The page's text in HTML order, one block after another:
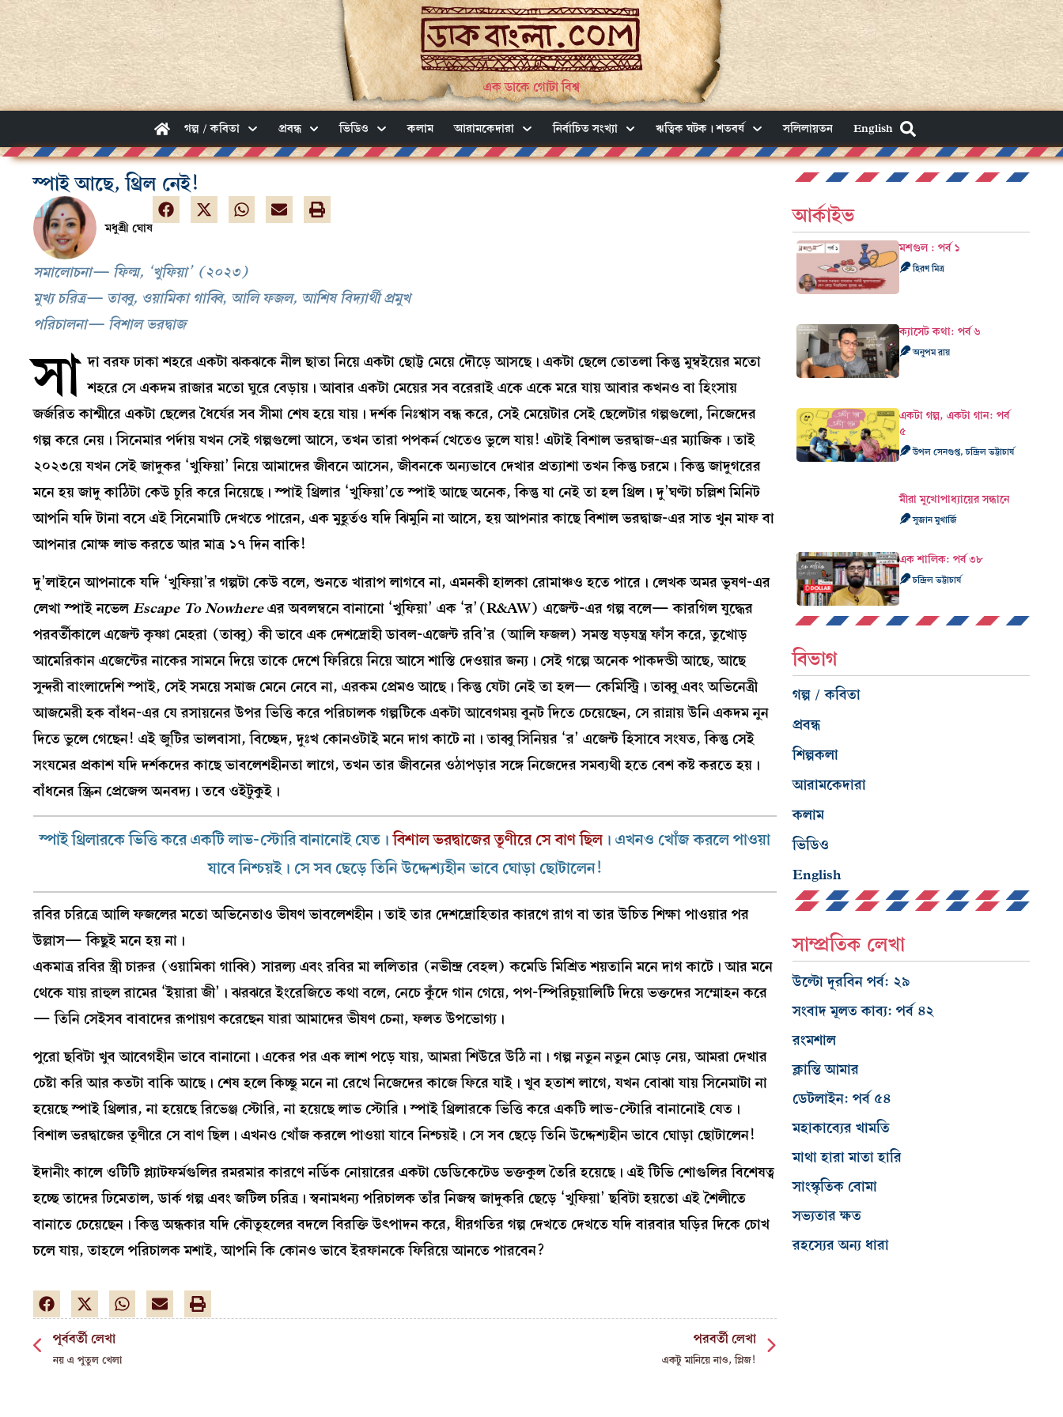
এক ডাকে গোটা বিশ্ব
গল্প / কবিতা প্রবন্ধ ভিডিও কলাম আরামকেদারা নির্বাচিত সংখ্যা ঋত্বিক ঘটক। শতবর্ষ সলিলায়তন English
স্পাই আছে, থ্রিল নেই!
মধুশ্রী ঘোষ
সমালোচনা— ফিল্ম, ‘খুফিয়া’ (২০২৩)
মুখ্য চরিত্র— তাব্বু, ওয়ামিকা গাব্বি, আলি ফজল, আশিষ বিদ্যার্থী প্রমুখ
পরিচালনা— বিশাল ভরদ্বাজ
সা দা বরফ ঢাকা শহরে একটা ঝকঝকে নীল ছাতা নিয়ে একটা ছোট্ট মেয়ে দৌড়ে আসছে। একটা ছেলে তোতলা কিন্তু মুম্বইয়ের মতো
শহরে সে একদম রাজার মতো ঘুরে বেড়ায়। আবার একটা মেয়ের সব বরেরাই একে একে মরে যায় আবার কখনও বা হিংসায়
জর্জরিত কাশ্মীরে একটা ছেলের ধৈর্যের সব সীমা শেষ হয়ে যায়। দর্শক নিঃশ্বাস বন্ধ করে, সেই মেয়েটার সেই ছেলেটার গল্পগুলো, নিজেদের
গল্প করে নেয়। সিনেমার পর্দায় যখন সেই গল্পগুলো আসে, তখন তারা পপকর্ন খেতেও ভুলে যায়! এটাই বিশাল ভরদ্বাজ-এর ম্যাজিক। তাই
২০২৩য়ে যখন সেই জাদুকর ‘খুফিয়া’ নিয়ে আমাদের জীবনে আসেন, জীবনকে অন্যভাবে দেখার প্রত্যাশা তখন কিন্তু চরমে। কিন্তু জাদুগরের
মনে হয় জাদু কাঠিটা কেউ চুরি করে নিয়েছে। স্পাই থ্রিলার ‘খুফিয়া’তে স্পাই আছে অনেক, কিন্তু যা নেই তা হল থ্রিল। দু’ঘণ্টা চল্লিশ মিনিট
আপনি যদি টানা বসে এই সিনেমাটি দেখতে পারেন, এক মুহূর্তও যদি ঝিমুনি না আসে, হয় আপনার কাছে বিশাল ভরদ্বাজ-এর সাত খুন মাফ বা
আপনার মোক্ষ লাভ করতে আর মাত্র ১৭ দিন বাকি!
দু’লাইনে আপনাকে যদি ‘খুফিয়া’র গল্পটা কেউ বলে, শুনতে খারাপ লাগবে না, এমনকী হালকা রোমাঞ্চও হতে পারে। লেখক অমর ভূষণ-এর
লেখা স্পাই নভেলEscape To Nowhereএর অবলম্বনে বানানো ‘খুফিয়া’ এক ‘র’(R&AW) এজেন্ট-এর গল্প বলে— কারগিল যুদ্ধের
পরবর্তীকালে এজেন্ট কৃষ্ণা মেহরা (তাব্বু) কী ভাবে এক দেশদ্রোহী ডাবল-এজেন্ট রবি’র (আলি ফজল) সমস্ত ষড়যন্ত্র ফাঁস করে, তুখোড়
আমেরিকান এজেন্টের নাকের সামনে দিয়ে তাকে দেশে ফিরিয়ে নিয়ে আসে শাস্তি দেওয়ার জন্য। সেই গল্পে অনেক পাকদন্ডী আছে, আছে
সুন্দরী বাংলাদেশি স্পাই, সেই সময়ে সমাজ মেনে নেবে না, এরকম প্রেমও আছে। কিন্তু যেটা নেই তা হল— কেমিস্ট্রি। তাব্বু এবং অভিনেত্রী
আজমেরী হক বাঁধন-এর যে রসায়নের উপর ভিত্তি করে পরিচালক গল্পটিকে একটা আবেগময় বুনট দিতে চেয়েছেন, সে রান্নায় উনি একদম নুন
দিতে ভুলে গেছেন! এই জুটির ভালবাসা, বিচ্ছেদ, দুঃখ কোনওটাই মনে দাগ কাটে না। তাব্বু সিনিয়র ‘র’ এজেন্ট হিসাবে সংযত, কিন্তু সেই
সংযমের প্রকাশ যদি দর্শকদের কাছে ভাবলেশহীনতা লাগে, তখন তার জীবনের ওঠাপড়ার সঙ্গে নিজেদের সমব্যথী হতে বেশ কষ্ট করতে হয়।
বাঁধনের স্ক্রিন প্রেজেন্স অনবদ্য। তবে ওইটুকুই।
স্পাই থ্রিলারকে ভিত্তি করে একটি লাভ-স্টোরি বানানোই যেত।বিশাল ভরদ্বাজের তূণীরে সে বাণ ছিল। এখনও খোঁজ করলে পাওয়া
যাবে নিশ্চয়ই। সে সব ছেড়ে তিনি উদ্দেশ্যহীন ভাবে ঘোড়া ছোটালেন!
রবির চরিত্রে আলি ফজলের মতো অভিনেতাও ভীষণ ভাবলেশহীন। তাই তার দেশদ্রোহিতার কারণে রাগ বা তার উচিত শিক্ষা পাওয়ার পর
উল্লাস— কিছুই মনে হয় না।
একমাত্র রবির স্ত্রী চারুর (ওয়ামিকা গাব্বি) সারল্য এবং রবির মা ললিতার (নভীন্দ্র বেহল) কমেডি মিশ্রিত শয়তানি মনে দাগ কাটে। আর মনে
থেকে যায় রাহুল রামের ‘ইয়ারা জী’। ঝরঝরে ইংরেজিতে কথা বলে, নেচে কুঁদে গান গেয়ে, পপ-স্পিরিচুয়ালিটি দিয়ে ভক্তদের সম্মোহন করে
— তিনি সেইসব বাবাদের রূপায়ণ করেছেন যারা আমাদের ভীষণ চেনা, ফলত উপভোগ্য।
পুরো ছবিটা খুব আবেগহীন ভাবে বানানো। একের পর এক লাশ পড়ে যায়, আমরা শিউরে উঠি না। গল্প নতুন নতুন মোড় নেয়, আমরা দেখার
চেষ্টা করি আর কতটা বাকি আছে। শেষ হলে কিচ্ছু মনে না রেখে নিজেদের কাজে ফিরে যাই। খুব হতাশ লাগে, যখন বোঝা যায় সিনেমাটা না
হয়েছে স্পাই থ্রিলার, না হয়েছে রিভেঞ্জ স্টোরি, না হয়েছে লাভ স্টোরি। স্পাই থ্রিলারকে ভিত্তি করে একটি লাভ-স্টোরি বানানোই যেত।
বিশাল ভরদ্বাজের তূণীরে সে বাণ ছিল। এখনও খোঁজ করলে পাওয়া যাবে নিশ্চয়ই। সে সব ছেড়ে তিনি উদ্দেশ্যহীন ভাবে ঘোড়া ছোটালেন!
ইদানীং কালে ওটিটি প্ল্যাটফর্মগুলির রমরমার কারণে নর্ডিক নোয়ারের একটা ডেডিকেটেড ভক্তকুল তৈরি হয়েছে। এই টিভি শোগুলির বিশেষত্ব
হচ্ছে তাদের ঢিমেতাল, ডার্ক গল্প এবং জটিল চরিত্র। স্বনামধন্য পরিচালক তাঁর নিজস্ব জাদুকরি ছেড়ে ‘খুফিয়া’ ছবিটা হয়তো এই শৈলীতে
বানাতে চেয়েছেন। কিন্তু অন্ধকার যদি কৌতূহলের বদলে বিরক্তি উৎপাদন করে, ধীরগতির গল্প দেখতে দেখতে যদি বারবার ঘড়ির দিকে চোখ
চলে যায়, তাহলে পরিচালক মশাই, আপনি কি কোনও ভাবে ইরফানকে ফিরিয়ে আনতে পারবেন?
পূর্ববর্তী লেখা
নয় এ পুতুল খেলা
পরবর্তী লেখা
একটু মানিয়ে নাও, প্লিজ!
আর্কাইভ
মশগুল : পর্ব ১
হিরণ মিত্র
ক্যাসেট কথা: পর্ব ৬
অনুপম রায়
একটা গল্প, একটা গান: পর্ব
৫
উপল সেনগুপ্ত, চন্দ্রিল ভট্টাচার্য
মীরা মুখোপাধ্যায়ের সন্ধানে
সুজান মুখার্জি
এক শালিক: পর্ব ৩৮
চন্দ্রিল ভট্টাচার্য
বিভাগ
গল্প / কবিতা
প্রবন্ধ
শিল্পকলা
আরামকেদারা
কলাম
ভিডিও
English
সাম্প্রতিক লেখা
উল্টো দূরবিন পর্ব: ২৯
সংবাদ মূলত কাব্য: পর্ব ৪২
রংমশাল
ক্লান্তি আমার
ডেটলাইন: পর্ব ৫৪
মহাকাব্যের খামতি
মাথা হারা মাতা হারি
সাংস্কৃতিক বোমা
সভ্যতার ক্ষত
রহস্যের অন্য ধারা